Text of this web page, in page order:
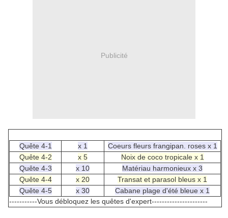
Publicité
Quête 4-1 x 1
Coeurs fleurs frangipan. roses x 1
Quête 4-2
x 5
Noix de coco tropicale x 1
Quête 4-3
x 10
Matériau harmonieux x 3
Quête 4-4
x 20
Transat et parasol bleus x 1
Quête 4-5
x 30
Cabane plage d'été bleue x 1
-----------Vous débloquez les quêtes d'expert----------------------